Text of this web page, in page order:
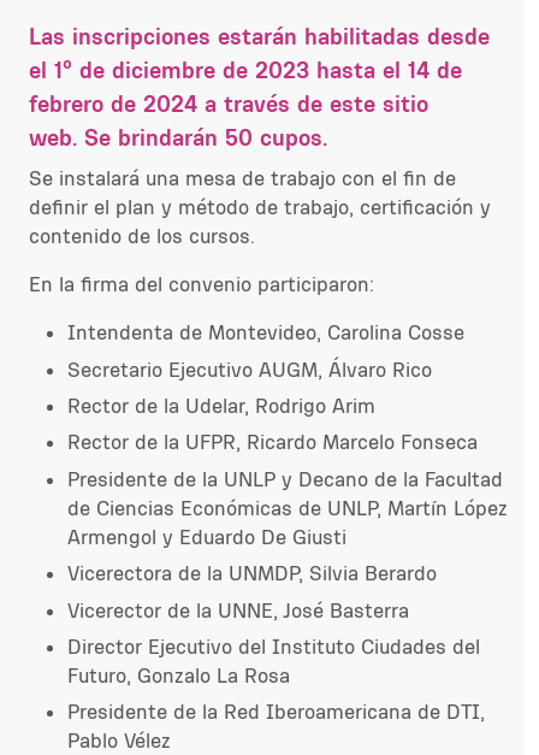
Las inscripciones estarán habilitadas desde
el 1º de diciembre de 2023 hasta el 14 de
febrero de 2024 a través de este sitio
web. Se brindarán 50 cupos.
Se instalará una mesa de trabajo con el fin de
definir el plan y método de trabajo, certificación y
contenido de los cursos.
En la firma del convenio participaron:
Intendenta de Montevideo, Carolina Cosse
Secretario Ejecutivo AUGM, Álvaro Rico
Rector de la Udelar, Rodrigo Arim
Rector de la UFPR, Ricardo Marcelo Fonseca
Presidente de la UNLP y Decano de la Facultad
de Ciencias Económicas de UNLP, Martín López
Armengol y Eduardo De Giusti
Vicerectora de la UNMDP, Silvia Berardo
Vicerector de la UNNE, José Basterra
Director Ejecutivo del Instituto Ciudades del
Futuro, Gonzalo La Rosa
Presidente de la Red Iberoamericana de DTI,
Pablo Vélez